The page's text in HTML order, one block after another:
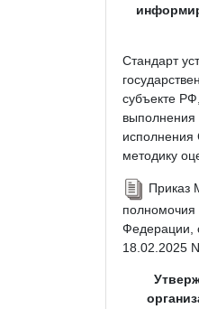
Стандарт
субъекте
выполнения
исполнения
методику
Приказ
полномочия
Федерации,
18.02.2025